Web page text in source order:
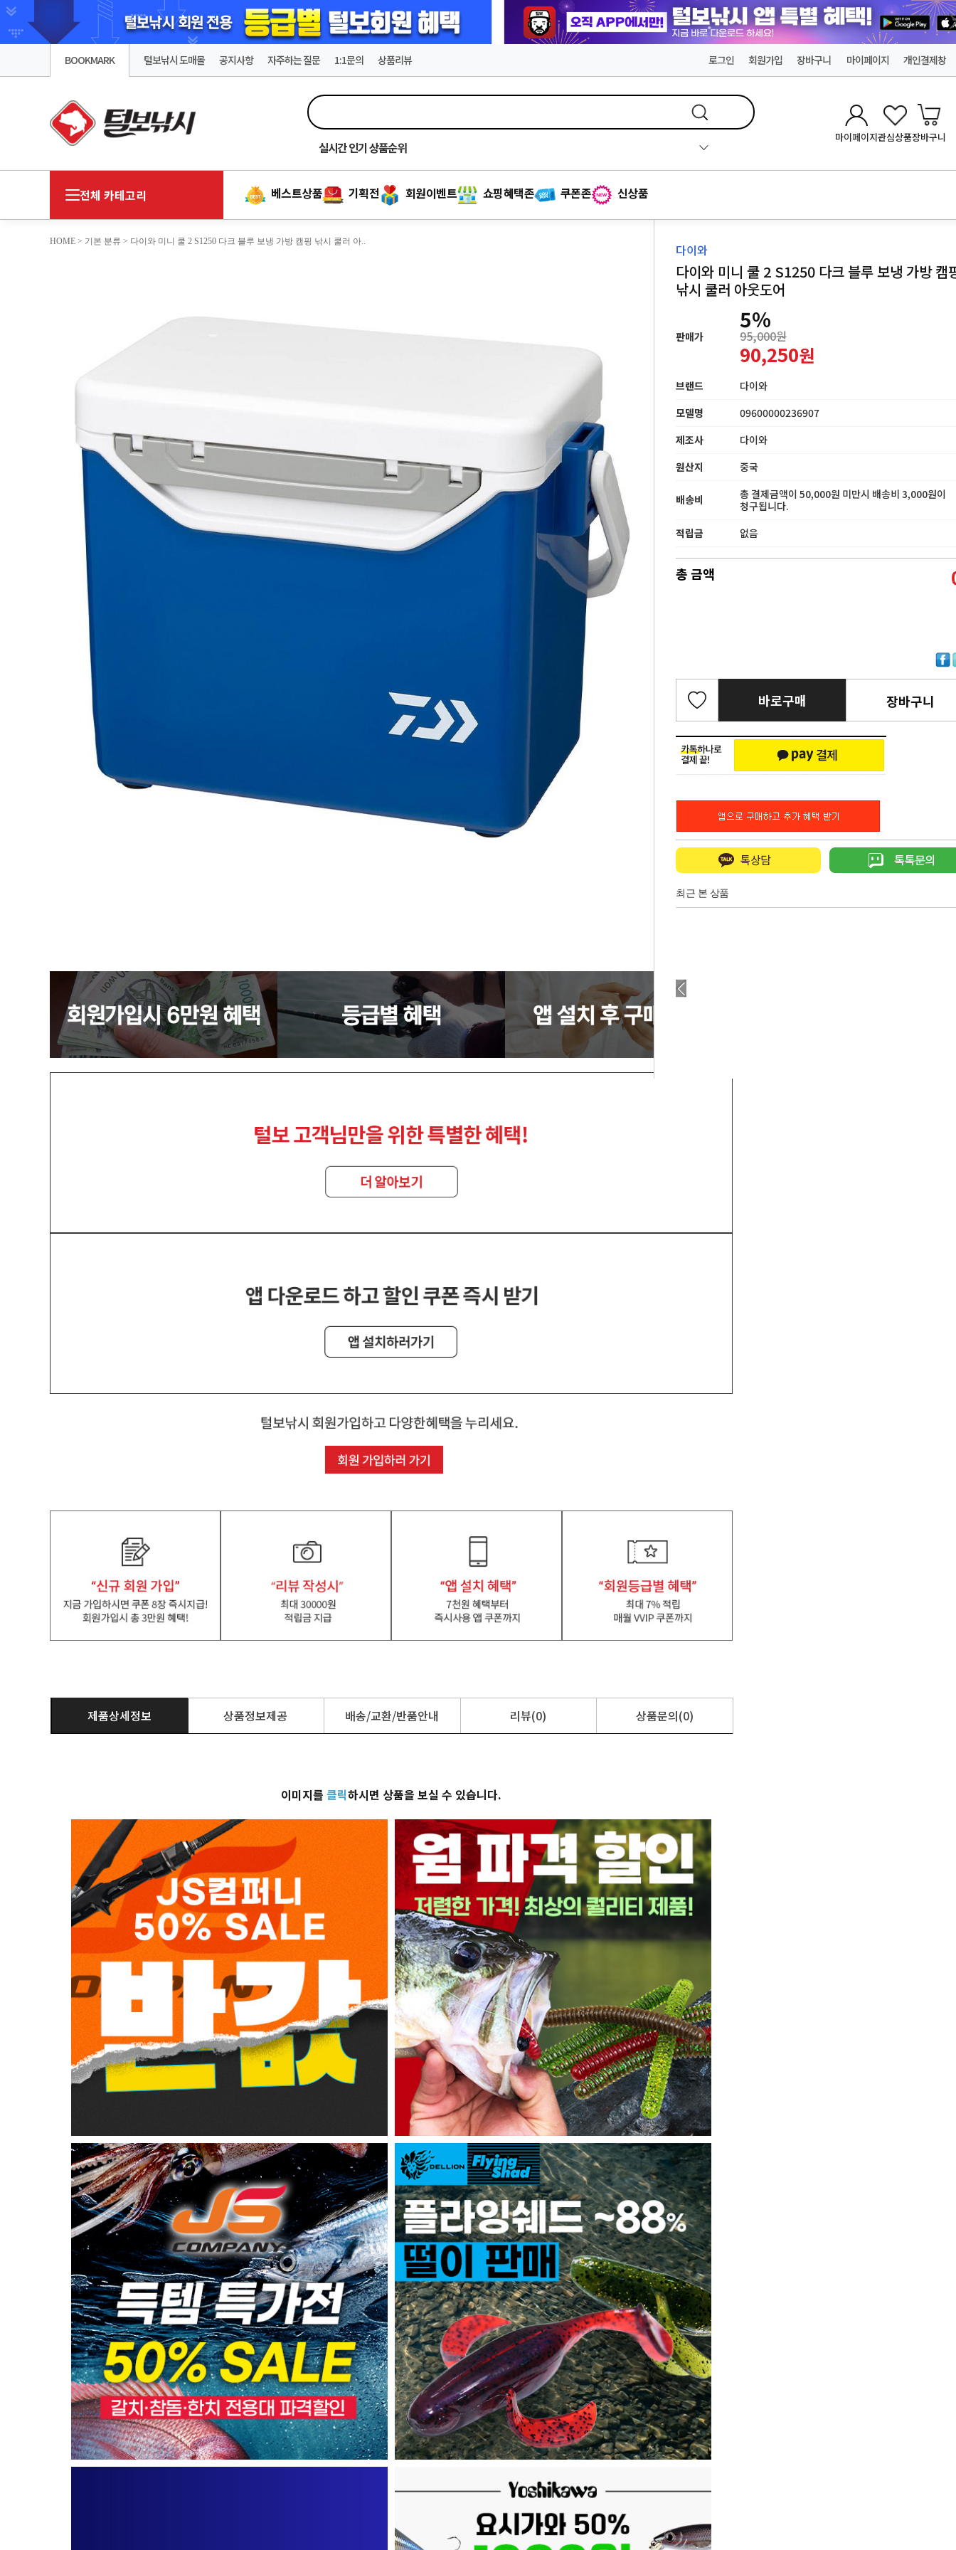
BOOKMARK 털보낚시 도매몰 공지사항 자주하는 질문 1:1문의 상품리뷰 로그인 회원가입 장바구니 마이페이지 개인결제창
실시간인기 상품순위
마이페이지관심상품장바구니
전체 카테고리 베스트상품 기획전 회원이벤트 쇼핑혜택존 쿠폰존 신상품
HOME > 기본 분류 > 다이와 미니 쿨 2 S1250 다크 블루 보냉 가방 캠핑 낚시 쿨러 아.. 다이와
다이와 미니 쿨 2 S1250 다크 블루 보냉 가방 캠
낚시 쿨러 아웃도어
판매가
5%
95,000원
90,250원
브랜드
다이와
모델명
09600000236907
제조사
다이와
원산지
중국
배송비
총 결제금액이 50,000원 미만시 배송비 3,000원이
청구됩니다.
적립금
없음
총 금액
바로구매 장바구니
최근 본 상품
제품상세정보 상품정보제공 배송/교환/반품안내 리뷰(0) 상품문의(0)
이미지를 클릭하시면 상품을 보실 수 있습니다.